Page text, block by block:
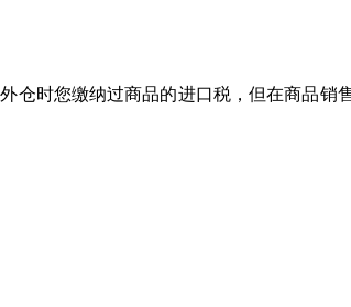
仓时您缴纳过商品的进口税，但在商品销